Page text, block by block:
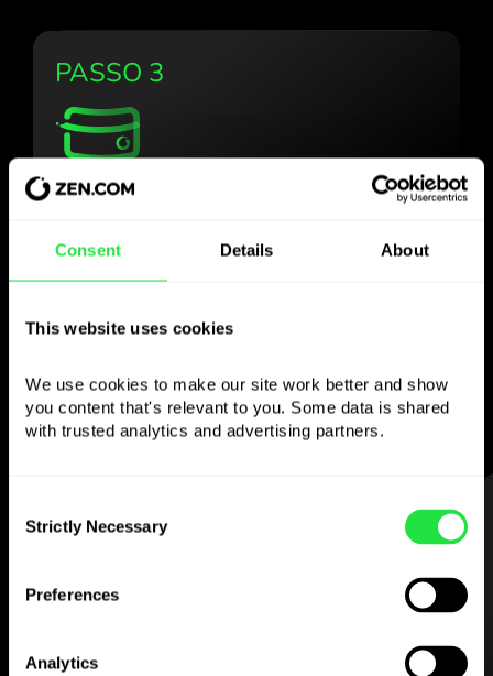
Consent Details About
This website uses cookies
We use cookies to make our site work better and show
you content that's relevant to you. Some data is shared
with trusted analytics and advertising partners.
Selection
Strictly Necessary
Preferences
Analytics
PASSO 3
Usa la valuta scelta
come vuoi
preleva dagli sportelli senza
valuta
— semplice e senza stress.
PASSO 1